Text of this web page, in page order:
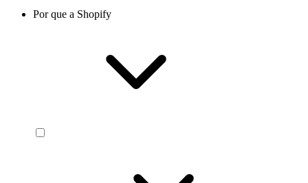
Por que a Shopify